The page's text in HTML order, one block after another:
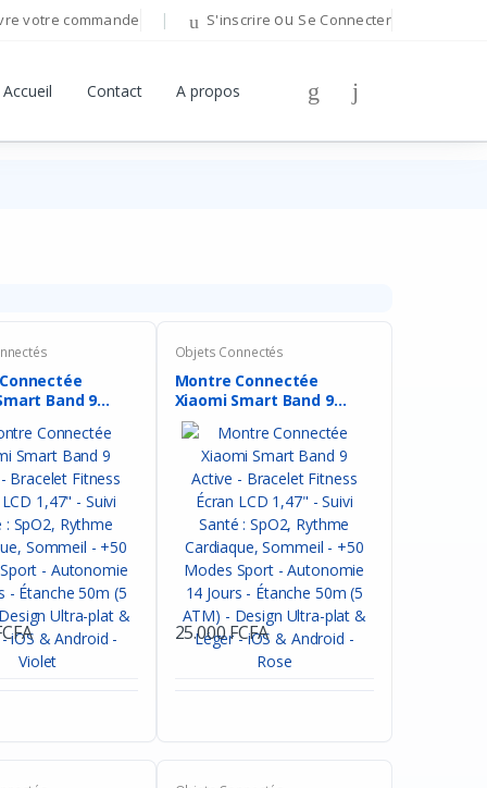
votre commande S'inscrire ou Se Connecter
Accueil Contact A propos
Band 9
Objets Connectés
Montre Connectée
Xiaomi Smart Band 9
Active ...
25.000 FCFA
Bonjour!
Se Connecter
Vous n'avez pas de compte ? S'inscrire
OU
Facebook Google